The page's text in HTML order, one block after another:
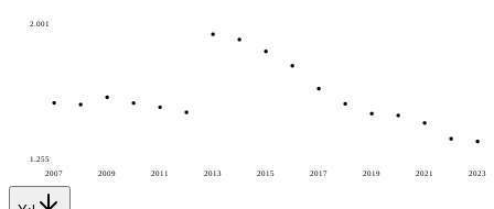
2007 2009 2011 2013 2015 2017 2019 2021 2023
2.001
1.255